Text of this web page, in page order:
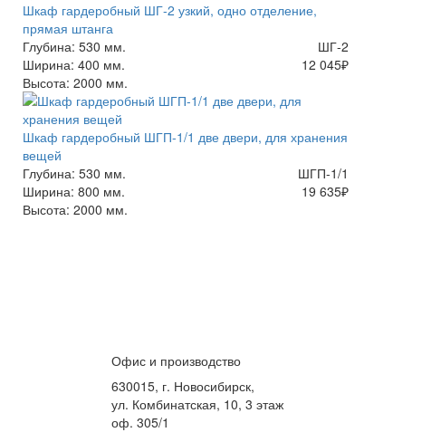
Шкаф гардеробный ШГ-2 узкий, одно отделение,
прямая штанга
ШГ-2
12 045₽
Глубина: 530 мм.
Ширина: 400 мм.
Высота: 2000 мм.
Шкаф гардеробный ШГП-1/1 две двери, для хранения
вещей
ШГП-1/1
19 635₽
Глубина: 530 мм.
Ширина: 800 мм.
Высота: 2000 мм.
Офис и производство
630015, г. Новосибирск,
ул. Комбинатская, 10, 3 этаж
оф. 305/1